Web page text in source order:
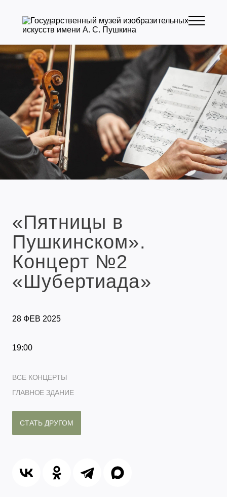
«Пятницы в
Пушкинском».
Концерт №2
«Шубертиада»
28 ФЕВ 2025
19:00
ВСЕ КОНЦЕРТЫ
ГЛАВНОЕ ЗДАНИЕ
СТАТЬ ДРУГОМ